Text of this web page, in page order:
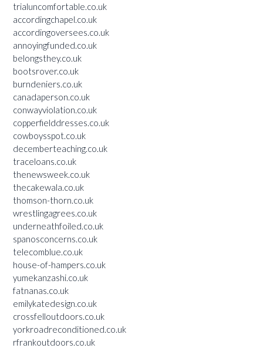
trialuncomfortable.co.uk
accordingchapel.co.uk
accordingoversees.co.uk
annoyingfunded.co.uk
belongsthey.co.uk
bootsrover.co.uk
burndeniers.co.uk
canadaperson.co.uk
conwayviolation.co.uk
copperfielddresses.co.uk
cowboysspot.co.uk
decemberteaching.co.uk
traceloans.co.uk
thenewsweek.co.uk
thecakewala.co.uk
thomson-thorn.co.uk
wrestlingagrees.co.uk
underneathfoiled.co.uk
spanosconcerns.co.uk
telecomblue.co.uk
house-of-hampers.co.uk
yumekanzashi.co.uk
fatnanas.co.uk
emilykatedesign.co.uk
crossfelloutdoors.co.uk
yorkroadreconditioned.co.uk
rfrankoutdoors.co.uk